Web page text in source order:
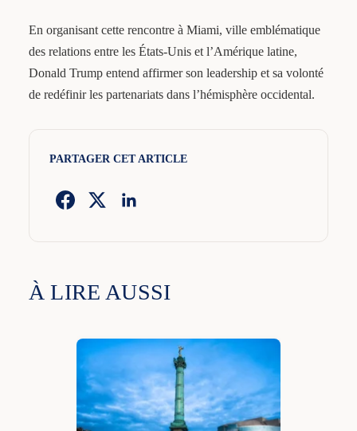
En organisant cette rencontre à Miami, ville emblématique
des relations entre les États-Unis et l’Amérique latine,
Donald Trump entend affirmer son leadership et sa volonté
de redéfinir les partenariats dans l’hémisphère occidental.
PARTAGER CET ARTICLE
À LIRE AUSSI